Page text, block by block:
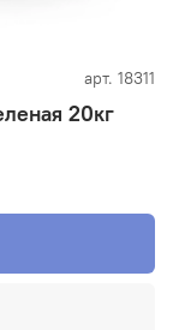
арт. 18311